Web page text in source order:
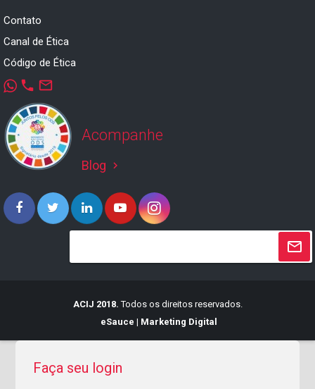
Contato
Canal de Ética
Código de Ética
phone mail_outline
Acompanhe
Blog keyboard_arrow_right
ACIJ 2018. Todos os direitos reservados.
eSauce | Marketing Digital
Faça seu login